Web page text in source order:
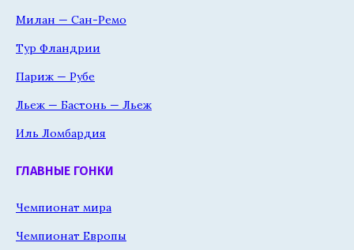
Милан — Сан-Ремо
Тур Фландрии
Париж — Рубе
Льеж — Бастонь — Льеж
Иль Ломбардия
ГЛАВНЫЕ ГОНКИ
Чемпионат мира
Чемпионат Европы